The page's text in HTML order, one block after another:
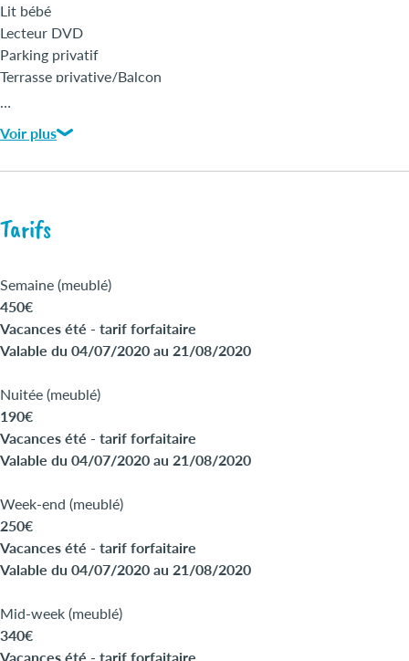
Lit bébé
Lecteur DVD
Parking privatif
Terrasse privative/Balcon
Linges fournis
…
Voir plus
Tarifs
Semaine (meublé)
450€
Vacances été - tarif forfaitaire
Valable du 04/07/2020 au 21/08/2020
Nuitée (meublé)
190€
Vacances été - tarif forfaitaire
Valable du 04/07/2020 au 21/08/2020
Week-end (meublé)
250€
Vacances été - tarif forfaitaire
Valable du 04/07/2020 au 21/08/2020
Mid-week (meublé)
340€
Vacances été - tarif forfaitaire